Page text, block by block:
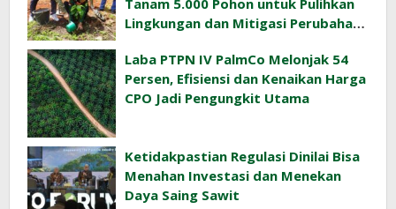
Tanam 5.000 Pohon untuk Pulihkan
Lingkungan dan Mitigasi Perubahan
Laba PTPN IV PalmCo Melonjak 54
Persen, Efisiensi dan Kenaikan Harga
CPO Jadi Pengungkit Utama
Ketidakpastian Regulasi Dinilai Bisa
Menahan Investasi dan Menekan
Daya Saing Sawit